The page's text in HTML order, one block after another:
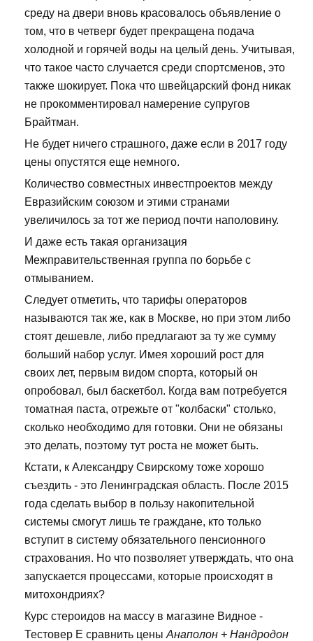
среду на двери вновь красовалось объявление о
том, что в четверг будет прекращена подача
холодной и горячей воды на целый день. Учитывая,
что такое часто случается среди спортсменов, это
также шокирует. Пока что швейцарский фонд никак
не прокомментировал намерение супругов
Брайтман.
Не будет ничего страшного, даже если в 2017 году
цены опустятся еще немного.
Количество совместных инвестпроектов между
Евразийским союзом и этими странами
увеличилось за тот же период почти наполовину.
И даже есть такая организация
Межправительственная группа по борьбе с
отмыванием.
Следует отметить, что тарифы операторов
называются так же, как в Москве, но при этом либо
стоят дешевле, либо предлагают за ту же сумму
больший набор услуг. Имея хороший рост для
своих лет, первым видом спорта, который он
опробовал, был баскетбол. Когда вам потребуется
томатная паста, отрежьте от "колбаски" столько,
сколько необходимо для готовки. Они не обязаны
это делать, поэтому тут роста не может быть.
Кстати, к Александру Свирскому тоже хорошо
съездить - это Ленинградская область. После 2015
года сделать выбор в пользу накопительной
системы смогут лишь те граждане, кто только
вступит в систему обязательного пенсионного
страхования. Но что позволяет утверждать, что она
запускается процессами, которые происходят в
митохондриях?
Курс стероидов на массу в магазине Видное -
Тестовер Е сравнить цены Анаполон + Нандродон